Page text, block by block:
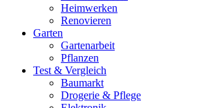
Heimwerken
Renovieren
Garten
Gartenarbeit
Pflanzen
Test & Vergleich
Baumarkt
Drogerie & Pflege